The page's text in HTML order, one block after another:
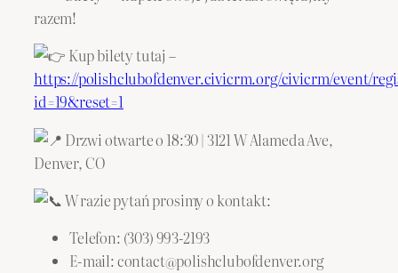
razem!
Kup bilety tutaj –
https://polishclubofdenver.civicrm.org/civicrm/event/
id=19&reset=1
Drzwi otwarte o 18:30 | 3121 W Alameda Ave,
Denver, CO
W razie pytań prosimy o kontakt:
Telefon: (303) 993-2193
E-mail: contact@polishclubofdenver.org